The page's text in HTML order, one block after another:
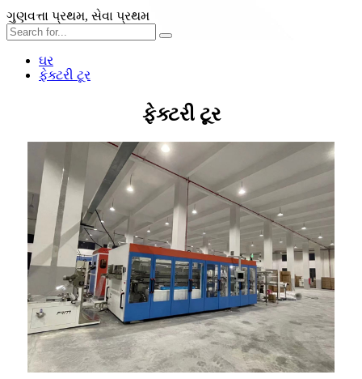
ગુણવત્તા પ્રથમ, સેવા પ્રથમ
ઘર
ફેક્ટરી ટૂર
ફેક્ટરી ટૂર